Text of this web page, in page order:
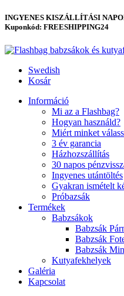
INGYENES KISZÁLLÍTÁSI
Kuponkód: FREESHIPPING24
Swedish
Kosár
Információ
Mi az a Flashbag?
Hogyan használd?
Miért minket
3 év garancia
Házhozszállítás
30 napos
Ingyenes utántöltés
Gyakran ismételt
Próbazsák
Termékek
Babzsákok
Babzsák
Babzsák
Babzsák
Kutyafekhelyek
Galéria
Kapcsolat